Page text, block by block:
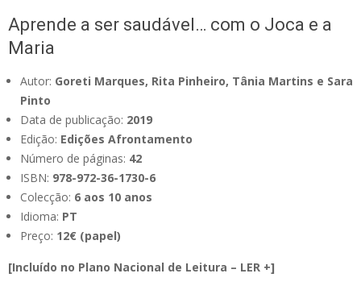
Aprende a ser saudável… com o Joca e a
Maria
Autor: Goreti Marques, Rita Pinheiro, Tânia Martins e Sara
Pinto
Data de publicação: 2019
Edição: Edições Afrontamento
Número de páginas: 42
ISBN: 978-972-36-1730-6
Colecção: 6 aos 10 anos
Idioma: PT
Preço: 12€ (papel)
[Incluído no Plano Nacional de Leitura – LER +]